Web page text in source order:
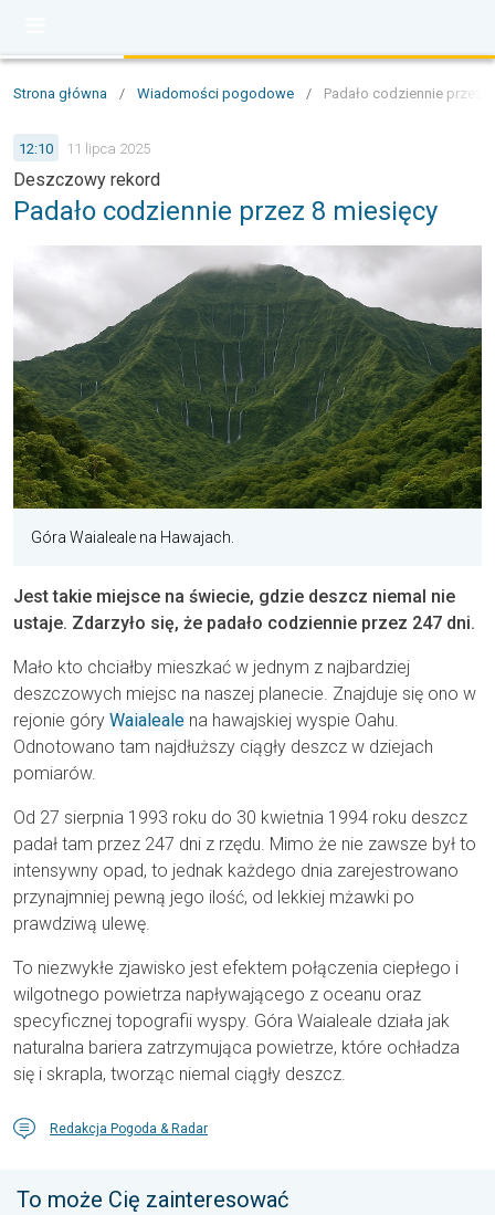
Strona główna / Wiadomości pogodowe / Padało codziennie przez
12:10 11 lipca 2025
Deszczowy rekord
Padało codziennie przez 8 miesięcy
Góra Waialeale na Hawajach.
Jest takie miejsce na świecie, gdzie deszcz niemal nie
ustaje. Zdarzyło się, że padało codziennie przez 247 dni.
Mało kto chciałby mieszkać w jednym z najbardziej
deszczowych miejsc na naszej planecie. Znajduje się ono w
rejonie góry Waialeale na hawajskiej wyspie Oahu.
Odnotowano tam najdłuższy ciągły deszcz w dziejach
pomiarów.
Od 27 sierpnia 1993 roku do 30 kwietnia 1994 roku deszcz
padał tam przez 247 dni z rzędu. Mimo że nie zawsze był to
intensywny opad, to jednak każdego dnia zarejestrowano
przynajmniej pewną jego ilość, od lekkiej mżawki po
prawdziwą ulewę.
To niezwykłe zjawisko jest efektem połączenia ciepłego i
wilgotnego powietrza napływającego z oceanu oraz
specyficznej topografii wyspy. Góra Waialeale działa jak
naturalna bariera zatrzymująca powietrze, które ochładza
się i skrapla, tworząc niemal ciągły deszcz.
Redakcja Pogoda & Radar
To może Cię zainteresować